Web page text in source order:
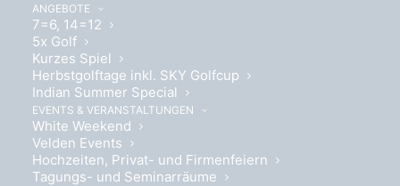
ANGEBOTE
7=6, 14=12
5x Golf
Kurzes Spiel
Herbstgolftage inkl. SKY Golfcup
Indian Summer Special
EVENTS & VERANSTALTUNGEN
White Weekend
Velden Events
Hochzeiten, Privat- und Firmenfeiern
Tagungs- und Seminarräume